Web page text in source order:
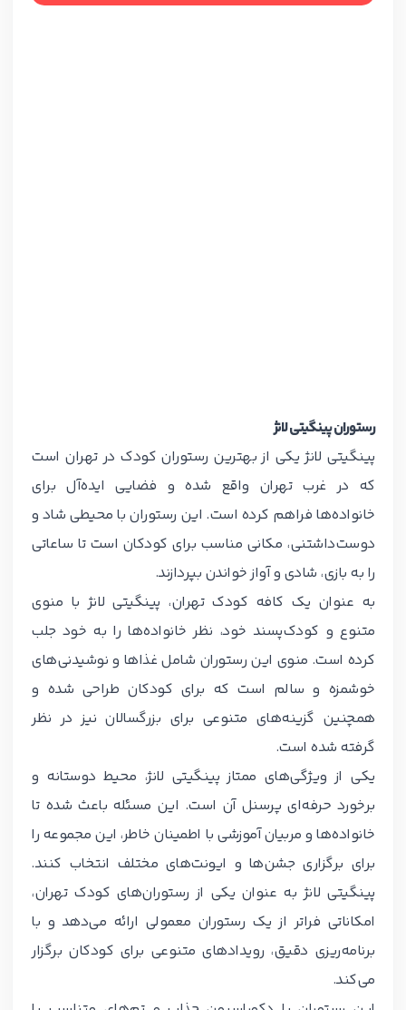
رستوران پینگیتی لانژ
پینگیتی لانژ یکی از بهترین رستوران کودک در تهران است
که در غرب تهران واقع شده و فضایی ایده‌آل برای
خانواده‌ها فراهم کرده است. این رستوران با محیطی شاد و
دوست‌داشتنی، مکانی مناسب برای کودکان است تا ساعاتی
را به بازی، شادی و آواز خواندن بپردازند.
به عنوان یک کافه کودک تهران، پینگیتی لانژ با منوی
متنوع و کودک‌پسند خود، نظر خانواده‌ها را به خود جلب
کرده است. منوی این رستوران شامل غذاها و نوشیدنی‌های
خوشمزه و سالم است که برای کودکان طراحی شده و
همچنین گزینه‌های متنوعی برای بزرگسالان نیز در نظر
گرفته شده است.
یکی از ویژگی‌های ممتاز پینگیتی لانژ، محیط دوستانه و
برخورد حرفه‌ای پرسنل آن است. این مسئله باعث شده تا
خانواده‌ها و مربیان آموزشی با اطمینان خاطر، این مجموعه را
برای برگزاری جشن‌ها و ایونت‌های مختلف انتخاب کنند.
پینگیتی لانژ به عنوان یکی از رستوران‌های کودک تهران،
امکاناتی فراتر از یک رستوران معمولی ارائه می‌دهد و با
برنامه‌ریزی دقیق، رویدادهای متنوعی برای کودکان برگزار
می‌کند.